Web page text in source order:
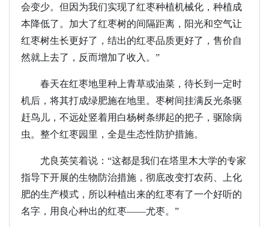
会变少。但因为我们实现了红枣种植机械化，种植成
本降低了。加大了红枣树的间隔距离，阳光和空气让
红枣树生长更好了，结出的红枣品质更好了，售价自
然就上去了，反而增加了收入。”
春天在红枣地里种上青草或油菜，待长到一定时
机后，将其打成绿肥施在地里。枣树间挂满反光条驱
赶鸟儿，不远处竖着用白杨树条绑起的把子，驱除病
虫。整个红枣园里，全是生态性防护措施。
尤良英笑着说：“这都是我们在塔里木大学的专家
指导下开展的生物防治措施，彻底改变打农药、上化
肥的生产模式，所以种植出来的红枣有了一个好听的
名字，用良心种出的红枣——尤枣。”